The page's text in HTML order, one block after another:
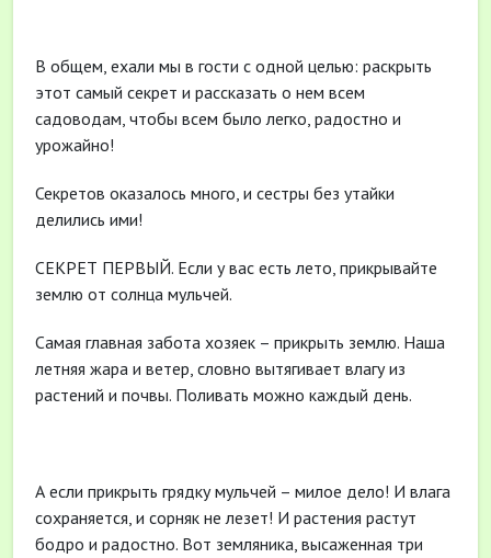
В общем, ехали мы в гости с одной целью: раскрыть
этот самый секрет и рассказать о нем всем
садоводам, чтобы всем было легко, радостно и
урожайно!
Секретов оказалось много, и сестры без утайки
делились ими!
СЕКРЕТ ПЕРВЫЙ. Если у вас есть лето, прикрывайте
землю от солнца мульчей.
Самая главная забота хозяек – прикрыть землю. Наша
летняя жара и ветер, словно вытягивает влагу из
растений и почвы. Поливать можно каждый день.
А если прикрыть грядку мульчей – милое дело! И влага
сохраняется, и сорняк не лезет! И растения растут
бодро и радостно. Вот земляника, высаженная три